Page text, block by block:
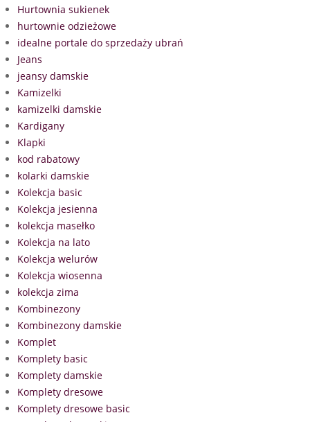
Hurtownia sukienek
hurtownie odzieżowe
idealne portale do sprzedaży ubrań
Jeans
jeansy damskie
Kamizelki
kamizelki damskie
Kardigany
Klapki
kod rabatowy
kolarki damskie
Kolekcja basic
Kolekcja jesienna
kolekcja masełko
Kolekcja na lato
Kolekcja welurów
Kolekcja wiosenna
kolekcja zima
Kombinezony
Kombinezony damskie
Komplet
Komplety basic
Komplety damskie
Komplety dresowe
Komplety dresowe basic